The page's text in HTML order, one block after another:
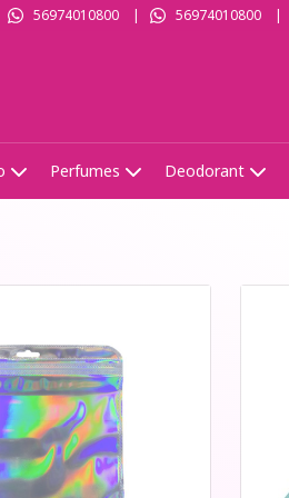
56974010800| 56974010800|
Perfumes Deodorant